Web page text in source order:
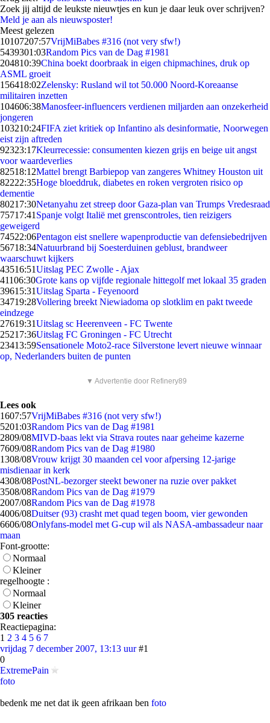
Zoek jij altijd de leukste nieuwtjes en kun je daar leuk over schrijven?
Meld je aan als nieuwsposter!
Meest gelezen
10107207:57VrijMiBabes #316 (not very sfw!)
5439301:03Random Pics van de Dag #1981
204810:39China boekt doorbraak in eigen chipmachines, druk op
ASML groeit
156418:02Zelensky: Rusland wil tot 50.000 Noord-Koreaanse
militairen inzetten
104606:38Manosfeer-influencers verdienen miljarden aan onzekerheid
jongeren
103210:24FIFA ziet kritiek op Infantino als desinformatie, Noorwegen
eist zijn aftreden
92323:17Kleurrecessie: consumenten kiezen grijs en beige uit angst
voor waardeverlies
82518:12Mattel brengt Barbiepop van zangeres Whitney Houston uit
82222:35Hoge bloeddruk, diabetes en roken vergroten risico op
dementie
80217:30Netanyahu zet streep door Gaza-plan van Trumps Vredesraad
75717:41 Spanje volgt Italië met grenscontroles, tien reizigers
geweigerd
74522:06Pentagon eist snellere wapenproductie van defensiebedrijven
56718:34Natuurbrand bij Soesterduinen geblust, brandweer
waarschuwt kijkers
43516:51Uitslag PEC Zwolle - Ajax
41106:30Grote kans op vijfde regionale hittegolf met lokaal 35 graden
39615:31Uitslag Sparta - Feyenoord
34719:28Vollering breekt Niewiadoma op slotklim en pakt tweede
eindzege
27619:31Uitslag sc Heerenveen - FC Twente
25217:36Uitslag FC Groningen - FC Utrecht
23413:59Sensationele Moto2-race Silverstone levert nieuwe winnaar
op, Nederlanders buiten de punten
▼ Advertentie door Refinery89
Lees ook
1607:57VrijMiBabes #316 (not very sfw!)
5201:03Random Pics van de Dag #1981
2809/08MIVD-baas lekt via Strava routes naar geheime kazerne
7609/08Random Pics van de Dag #1980
1308/08Vrouw krijgt 30 maanden cel voor afpersing 12-jarige
misdienaar in kerk
4308/08PostNL-bezorger steekt bewoner na ruzie over pakket
3508/08Random Pics van de Dag #1979
2007/08Random Pics van de Dag #1978
4006/08Duitser (93) crasht met quad tegen boom, vier gewonden
6606/08Onlyfans-model met G-cup wil als NASA-ambassadeur naar
maan
Font-grootte:
Normaal
Kleiner
regelhoogte :
Normaal
Kleiner
305 reacties
Reactiepagina:
1 2 3 4 5 6 7
vrijdag 7 december 2007, 13:13 uur #1
0
ExtremePain
foto
bedenk me net dat ik geen afrikaan ben foto